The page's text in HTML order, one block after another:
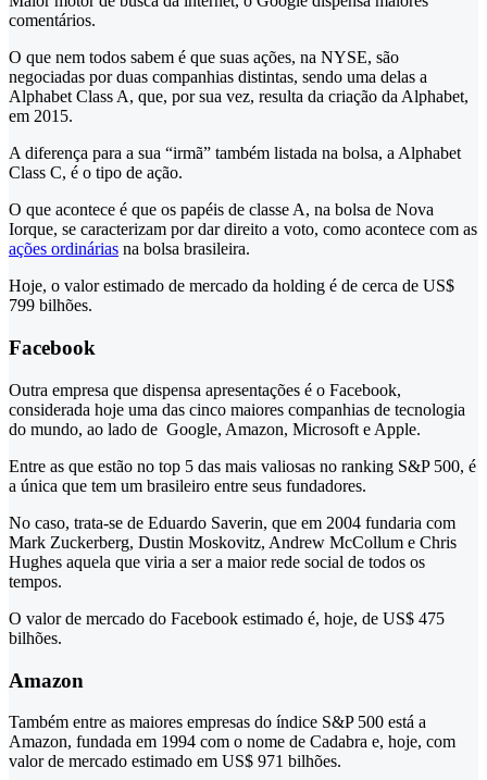
comentários.
O que nem todos sabem é que suas ações, na NYSE, são
negociadas por duas companhias distintas, sendo uma delas a
Alphabet Class A, que, por sua vez, resulta da criação da Alphabet,
em 2015.
A diferença para a sua “irmã” também listada na bolsa, a Alphabet
Class C, é o tipo de ação.
O que acontece é que os papéis de classe A, na bolsa de Nova
Iorque, se caracterizam por dar direito a voto, como acontece com as
ações ordinárias na bolsa brasileira.
Hoje, o valor estimado de mercado da holding é de cerca de US$
799 bilhões.
Facebook
Outra empresa que dispensa apresentações é o Facebook,
considerada hoje uma das cinco maiores companhias de tecnologia
do mundo, ao lado de Google, Amazon, Microsoft e Apple.
Entre as que estão no top 5 das mais valiosas no ranking S&P 500, é
a única que tem um brasileiro entre seus fundadores.
No caso, trata-se de Eduardo Saverin, que em 2004 fundaria com
Mark Zuckerberg, Dustin Moskovitz, Andrew McCollum e Chris
Hughes aquela que viria a ser a maior rede social de todos os
tempos.
O valor de mercado do Facebook estimado é, hoje, de US$ 475
bilhões.
Amazon
Também entre as maiores empresas do índice S&P 500 está a
Amazon, fundada em 1994 com o nome de Cadabra e, hoje, com
valor de mercado estimado em US$ 971 bilhões.